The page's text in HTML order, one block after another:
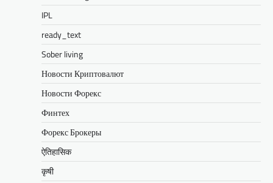
IPL
ready_text
Sober living
Новости Криптовалют
Новости Форекс
Финтех
Форекс Брокеры
ऐतिहासिक
कृषी